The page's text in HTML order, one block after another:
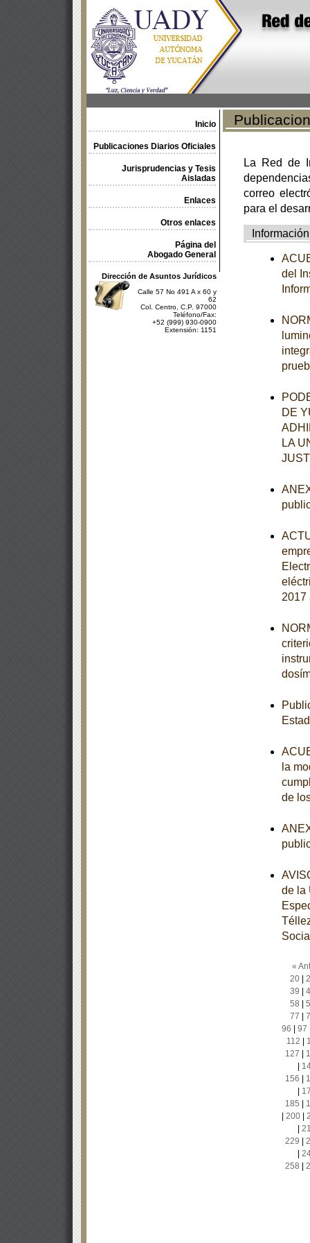
Inicio
Publicaciones Diarios Oficiales
Jurisprudencias y Tesis
Aisladas
Enlaces
Otros enlaces
Página del
Abogado General
Dirección de Asuntos Jurídicos
Calle 57 No 491 A x 60 y
62
Col. Centro, C.P. 97000
Teléfono/Fax:
+52 (999) 930-0900
Extensión: 1151
La Red de
correo
para el
Información
del
DE
LA
2017
la
de
de la
«
20|
39
58
77
96
97
112
127
156
185
200|
229
258